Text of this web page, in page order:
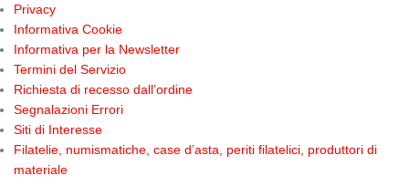
Privacy
Informativa Cookie
Informativa per la Newsletter
Termini del Servizio
Richiesta di recesso dall’ordine
Segnalazioni Errori
Siti di Interesse
Filatelie, numismatiche, case d’asta, periti filatelici, produttori di
materiale